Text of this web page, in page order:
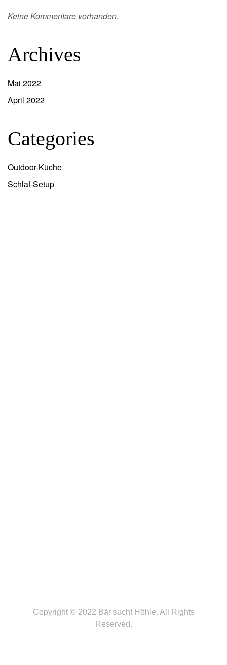
Keine Kommentare vorhanden.
Archives
Mai 2022
April 2022
Categories
Outdoor-Küche
Schlaf-Setup
Copyright © 2022 Bär sucht Höhle. All Rights
Reserved.